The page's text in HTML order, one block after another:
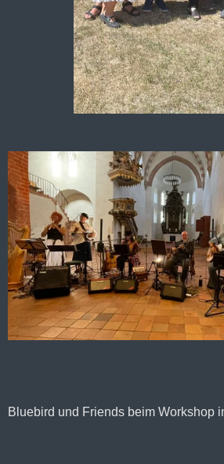
Bluebird und Friends beim Workshop